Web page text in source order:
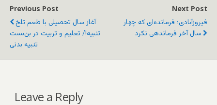
Previous Post
آغاز سال تحصیلی با طعم تلخ
تنبیه!/ تعلیم و تربیت در بن‌بست
تنبیه بدنی
Next Post
فیروزآبادی؛ فرمانده‌ای که چهار
سال آخر فرماندهی نکرد
Leave a Reply